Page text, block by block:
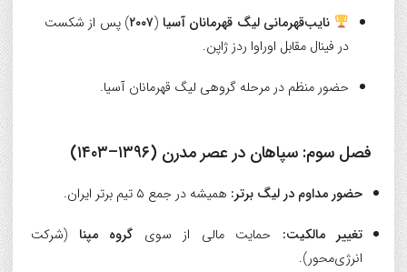
نایب‌قهرمانی لیگ قهرمانان آسیا (۲۰۰۷) پس از شکست
در فینال مقابل اوراوا ردز ژاپن.
حضور منظم در مرحله گروهی لیگ قهرمانان آسیا.
فصل سوم: سپاهان در عصر مدرن (۱۳۹۶–۱۴۰۳)
حضور مداوم در لیگ برتر: همیشه در جمع ۵ تیم برتر ایران.
تغییر مالکیت: حمایت مالی از سوی گروه مپنا (شرکت
انرژی‌محور).